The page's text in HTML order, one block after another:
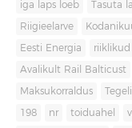
iga laps loeb Tasuta
Riigieelarve
Eesti Energia riiklikud
Avalikult Rail Balticust
Maksukorraldus
198 nr toiduahel